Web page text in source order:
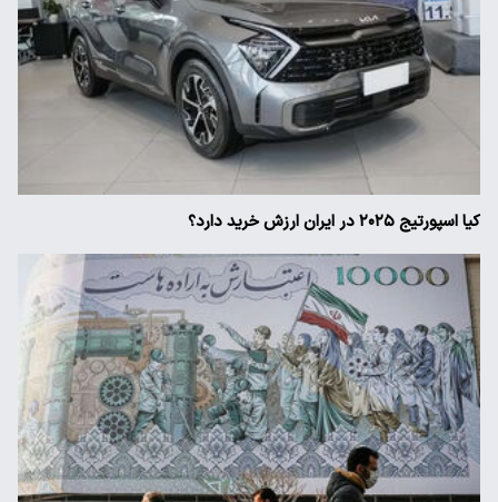
کیا اسپورتیج ۲۰۲۵ در ایران ارزش خرید دارد؟